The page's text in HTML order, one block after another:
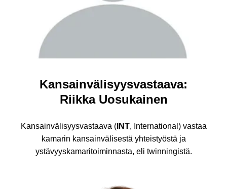
Kansainvälisyysvastaava:
Riikka Uosukainen
Kansainvälisyysvastaava (INT, International) vastaa
kamarin kansainvälisestä yhteistyöstä ja
ystävyyskamaritoiminnasta, eli twinningistä.